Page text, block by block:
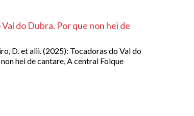
do Dubra. Por que non hei de
D. et alii. (2025): Tocadoras do Val do
hei de cantare, A central Folque